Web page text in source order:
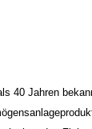
40 Jahren